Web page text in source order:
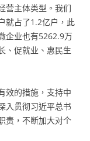
营主体类型。我们
就占了1.2亿户，此
企业也有5262.9万
、促就业、惠民生
效的措施，支持中
入贯彻习近平总书
责，不断加大对个